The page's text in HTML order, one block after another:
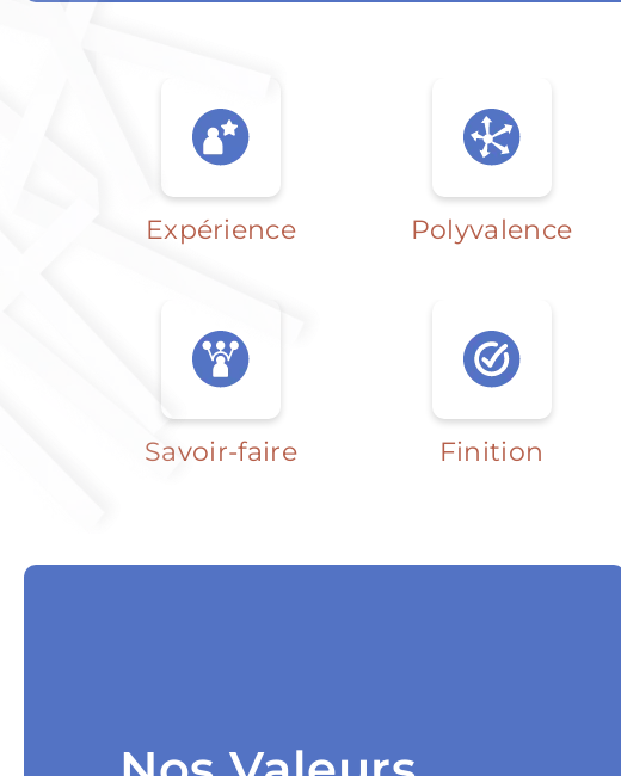
Expérience Polyvalence
Savoir-faire Finition